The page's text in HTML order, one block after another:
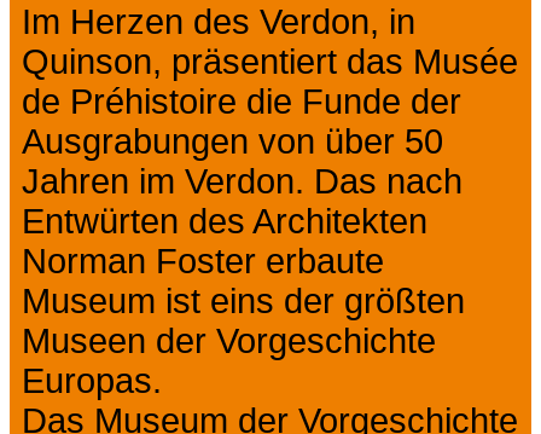
Im Herzen des Verdon, in
Quinson, präsentiert das Musée
de Préhistoire die Funde der
Ausgrabungen von über 50
Jahren im Verdon. Das nach
Entwürten des Architekten
Norman Foster erbaute
Museum ist eins der größten
Museen der Vorgeschichte
Europas.
Das Museum der Vorgeschichte